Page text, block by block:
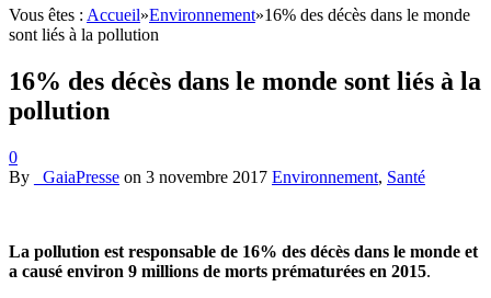
Vous êtes : Accueil»Environnement»16% des décès dans le monde
sont liés à la pollution
16% des décès dans le monde sont liés à la
pollution
0
By
_GaiaPresse on 3 novembre 2017 Environnement, Santé
La pollution est responsable de 16% des décès dans le monde et
a causé environ 9 millions de morts prématurées en 2015.